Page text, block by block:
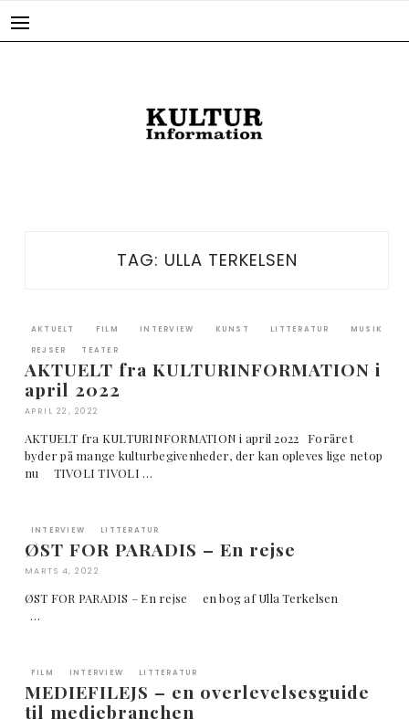
TAG: ULLA TERKELSEN
AKTUELT FILM INTERVIEW KUNST LITTERATUR MUSIK
REJSER TEATER
AKTUELT fra KULTURINFORMATION i
april 2022
APRIL 22, 2022
AKTUELT fra KULTURINFORMATION i april 2022 Foråret
byder på mange kulturbegivenheder, der kan opleves lige netop
nu TIVOLI TIVOLI …
INTERVIEW LITTERATUR
ØST FOR PARADIS – En rejse
MARTS 4, 2022
ØST FOR PARADIS – En rejse en bog af Ulla Terkelsen
…
FILM INTERVIEW LITTERATUR
MEDIEFILEJS – en overlevelsesguide
til mediebranchen